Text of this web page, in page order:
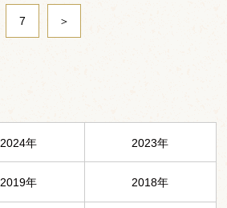
7 ＞
2024年 2023年
2019年 2018年